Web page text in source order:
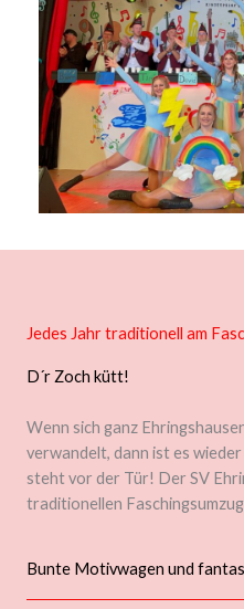
Jedes Jahr traditionell am
D´r Zoch kütt!
Wenn sich ganz
verwandelt, dann ist es
steht vor der Tür! Der SV
traditionellen
Bunte Motivwagen und